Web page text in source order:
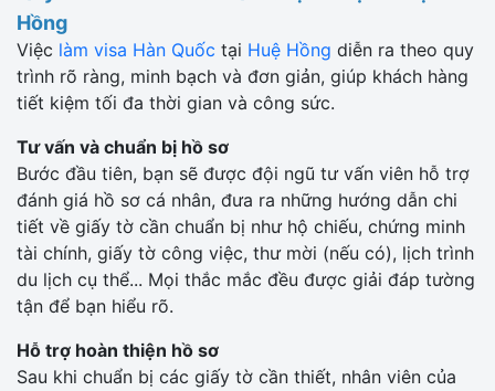
Hồng
Việc làm visa Hàn Quốc tại Huệ Hồng diễn ra theo quy
trình rõ ràng, minh bạch và đơn giản, giúp khách hàng
tiết kiệm tối đa thời gian và công sức.
Tư vấn và chuẩn bị hồ sơ
Bước đầu tiên, bạn sẽ được đội ngũ tư vấn viên hỗ trợ
đánh giá hồ sơ cá nhân, đưa ra những hướng dẫn chi
tiết về giấy tờ cần chuẩn bị như hộ chiếu, chứng minh
tài chính, giấy tờ công việc, thư mời (nếu có), lịch trình
du lịch cụ thể... Mọi thắc mắc đều được giải đáp tường
tận để bạn hiểu rõ.
Hỗ trợ hoàn thiện hồ sơ
Sau khi chuẩn bị các giấy tờ cần thiết, nhân viên của